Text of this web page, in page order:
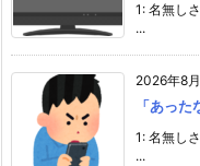
1: 名無し
...
2026年8
「あっ
1: 名無し
...